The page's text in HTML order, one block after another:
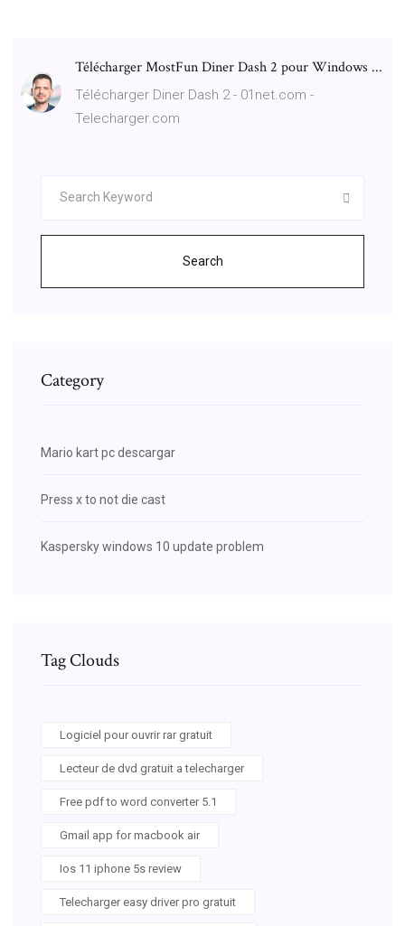
Télécharger MostFun Diner Dash 2 pour Windows ...
Télécharger Diner Dash 2 - 01net.com -
Telecharger.com
Search
Category
Mario kart pc descargar
Press x to not die cast
Kaspersky windows 10 update problem
Tag Clouds
Logiciel pour ouvrir rar gratuit
Lecteur de dvd gratuit a telecharger
Free pdf to word converter 5.1
Gmail app for macbook air
Ios 11 iphone 5s review
Telecharger easy driver pro gratuit